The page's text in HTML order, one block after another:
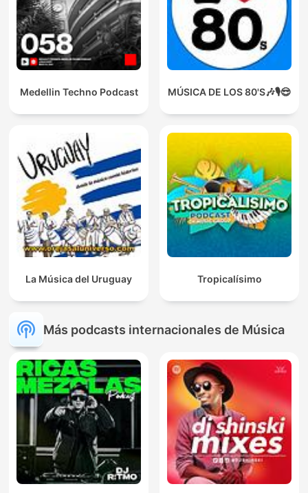
Medellin Techno Podcast MÚSICA DE LOS 80'S🎶🎙️😎
La Música del Uruguay Tropicalísimo
Más podcasts internacionales de Música